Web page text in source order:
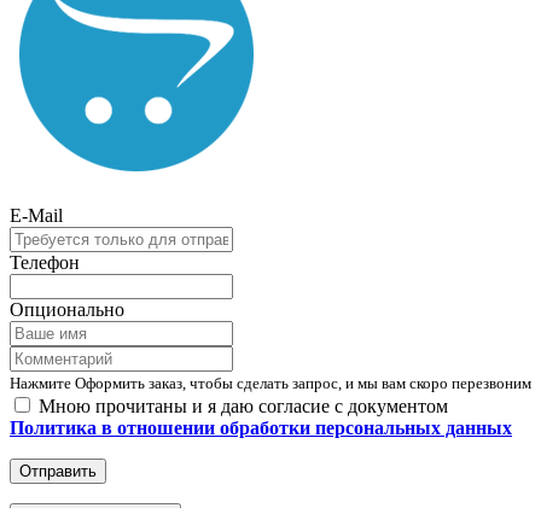
E-Mail
Телефон
Опционально
Нажмите Оформить заказ, чтобы сделать запрос, и мы вам скоро перезвоним
Мною прочитаны и я даю согласие с документом
Политика в отношении обработки персональных данных
Отправить